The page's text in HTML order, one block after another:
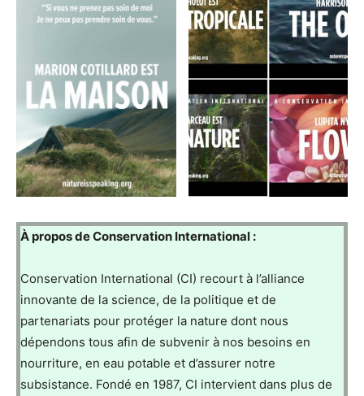
À propos de Conservation International :
Conservation International (CI) recourt à l’alliance
innovante de la science, de la politique et de
partenariats pour protéger la nature dont nous
dépendons tous afin de subvenir à nos besoins en
nourriture, en eau potable et d’assurer notre
subsistance. Fondé en 1987, CI intervient dans plus de